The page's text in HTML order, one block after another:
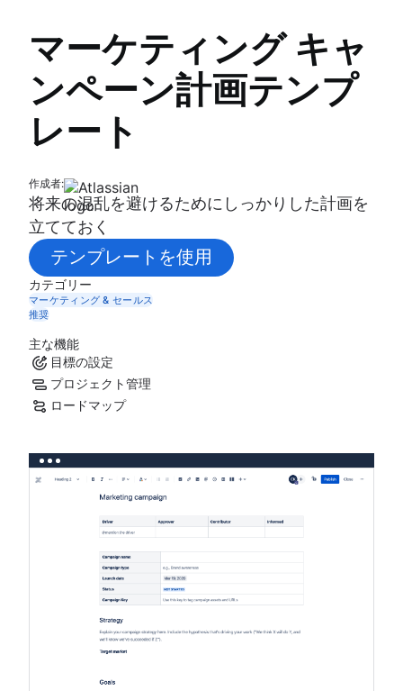
マーケティング キャ
ンペーン計画テンプ
レート
作成者:
将来の混乱を避けるためにしっかりした計画を
立てておく
テンプレートを使用
カテゴリー
マーケティング & セールス
推奨
主な機能
目標の設定
プロジェクト管理
ロードマップ